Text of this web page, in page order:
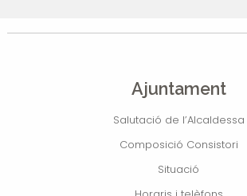
Ajuntament
Salutació de l’Alcaldessa
Composició Consistori
Situació